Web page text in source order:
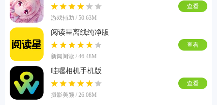
游戏辅助 / 50.63M
查看
阅读星离线纯净版
新闻阅读 / 46.48M
查看
哇喔相机手机版
摄影美颜 / 26.08M
查看